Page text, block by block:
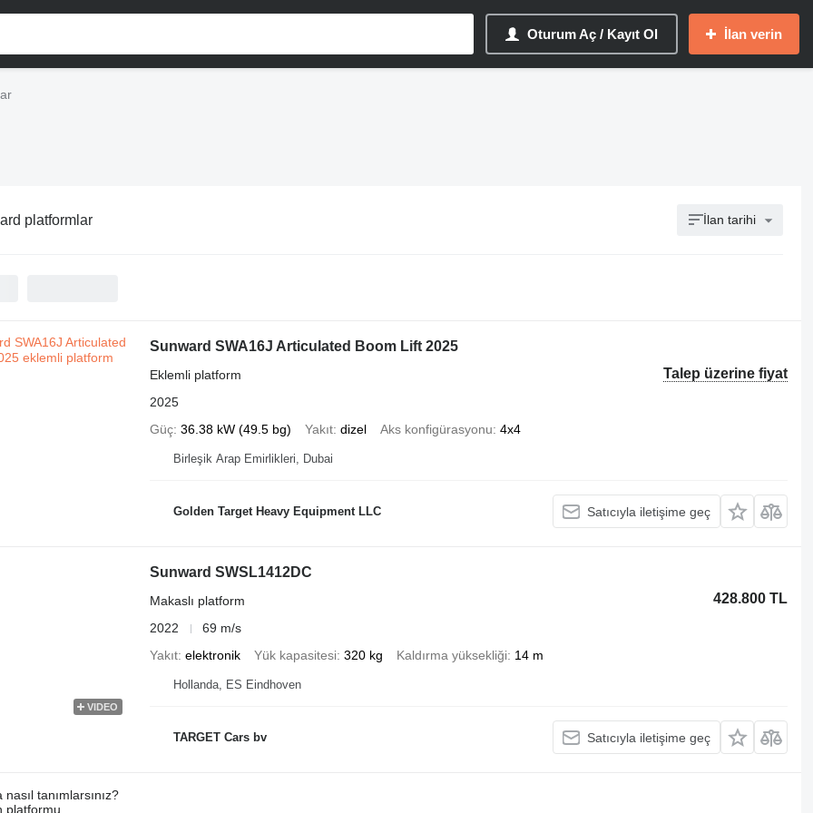
Oturum Aç / Kayıt Ol İlan verin
platformlar İlan tarihi
Sunward SWA16J Articulated Boom Lift 2025
Talep üzerine fiyat
Eklemli platform
2025
Güç 36.38 kW (49.5 bg) Yakıt dizel Aks konfigürasyonu 4x4
Birleşik Arap Emirlikleri, Dubai
Golden Target Heavy Equipment LLC Satıcıyla iletişime geç
VIDEO
Sunward SWSL1412DC
428.800 TL
Makaslı platform
2022
69 m/s
Yakıt elektronik Yük kapasitesi 320 kg Kaldırma yüksekliği 14 m
Hollanda, ES Eindhoven
TARGET Cars bv Satıcıyla iletişime geç
nasıl tanımlarsınız?
platformu